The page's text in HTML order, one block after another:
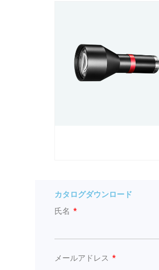
カタログダウンロード
氏名
メールアドレス